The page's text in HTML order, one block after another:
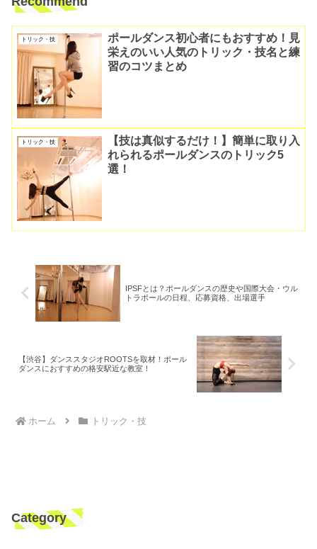
トリック・技
ポールダンス初心者にもおすすめ！見
栄えのいい人気のトリック・技名と練
習のコツまとめ
トリック・技
【技は真似するだけ！】簡単に取り入
れられるポールダンスのトリック5
選！
IPSFとは？ポールダンスの歴史や国際大会・ウル
トラポールの日程、応募資格、出場選手
【渋谷】ダンススタジオROOTSを取材！ポール
ダンスにおすすめの格安駅近な教室！
ホーム トリック・技
Category